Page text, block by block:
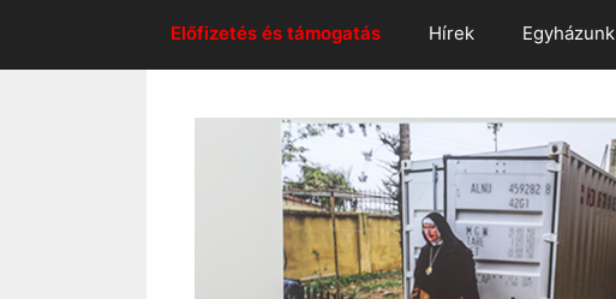
Előfizetés és támogatás Hírek Egyházunk